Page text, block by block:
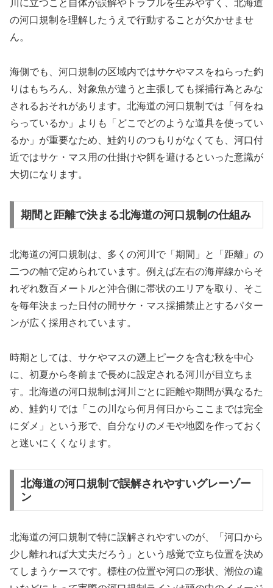
川に立つこと自体が誤解やトラブルを生みやすく、北海道
の河口規制を理解したうえで行動することが欠かせませ
ん。
海側でも、河口規制の区域内ではサケやマスをねらった釣
りはもちろん、対象魚が違うと主張しても採捕行為とみな
されるおそれがあります。北海道の河口規制では「何をね
らっているか」よりも「どこでどのような道具を使ってい
るか」が重要なため、鮭釣りのつもりがなくても、河口付
近ではサケ・マス用の仕掛けや餌を避けるといった意識が
大切になります。
期間と距離で決まる北海道の河口規制の仕組み
北海道の河口規制は、多くの河川で「期間」と「距離」の
二つの軸で定められています。例えば左右の海岸線からそ
れぞれ数百メートルと沖合側に帯状のエリアを取り、そこ
を毎年決まった日付の間サケ・マス採捕禁止とするパター
ンが広く採用されています。
時期としては、サケやマスの遡上ピークを含む秋を中心
に、初夏から冬前まで長めに設定される河川が目立ちま
す。北海道の河口規制は河川ごとに距離や期間が異なるた
め、鮭釣りでは「この川なら何月何日からここまでは完全
にダメ」という形で、自分なりのメモや地図を作っておく
と迷いにくくなります。
北海道の河口規制で誤解されやすいグレーゾー
ン
北海道の河口規制で特に誤解されやすいのが、「河口から
少し離れれば大丈夫だろう」という感覚で立ち位置を決め
てしまうケースです。標柱の位置や河口の形状、潮位の違